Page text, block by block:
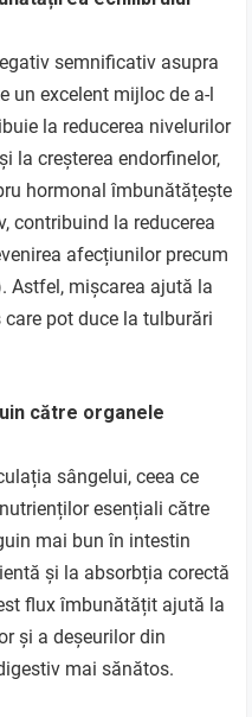
semnificativ asupra
un excelent mijloc de a-l
la reducerea nivelurilor
la creșterea endorfinelor,
hormonal îmbunătățește
contribuind la reducerea
afecțiunilor precum
Astfel, mișcarea ajută la
pot duce la tulburări
către organele
sângelui, ceea ce
esențiali către
mai bun în intestin
și la absorbția corectă
flux îmbunătățit ajută la
și a deșeurilor din
mai sănătos.